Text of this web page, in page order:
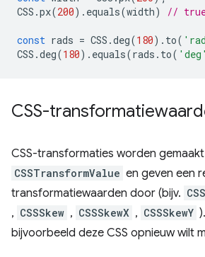
CSS .px(200). equals(width) //
const rads = CSS .deg(180). to(
CSS .deg(180). equals(rads . to( 'deg'
CSS-
CSS-transformaties worden
CSSTransformValue en geven een
transformatiewaarden door (bijv.
, CSSSkew , CSSSkewX , CSSSkewY
bijvoorbeeld deze CSS opnieuw wilt